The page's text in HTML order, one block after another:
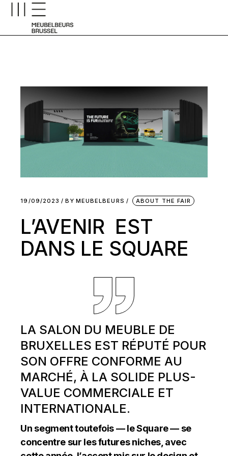
19/09/2023 BY MEUBELBEURS ABOUT THE FAIR
L’AVENIR EST
DANS LE SQUARE
LA SALON DU MEUBLE DE
BRUXELLES EST RÉPUTÉ POUR
SON OFFRE CONFORME AU
MARCHÉ, À LA SOLIDE PLUS-
VALUE COMMERCIALE ET
INTERNATIONALE.
Un segment toutefois — le Square — se
concentre sur les futures niches, avec